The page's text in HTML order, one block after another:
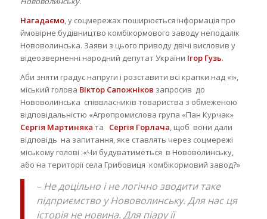
Нагадаємо, у соцмережах поширюється інформація про
ймовірне будівництво комбікормового заводу неподалік
Нововолинська. Заяви з цього приводу двічі висловив у
відеозверненні народний депутат України Ігор Гузь.
Аби зняти градус напруги і розставити всі крапки над «і»,
міський голова Віктор Сапожніков запросив до
Нововолинська співвласників товариства з обмеженою
відповідальністю «Агропромислова група «Пан Курчак»
Сергія Мартиняка та Сергія Горлача, щоб вони дали
відповідь на запитання, яке ставлять через соцмережі
міському голові :«Чи будуватиметься в Нововолинську,
або на території села Грибовиця комбікормовий завод?»
– Не доцільно і не логічно зводити таке
підприємство у Нововолинську. Для нас ця
історія не новина. Для піару її